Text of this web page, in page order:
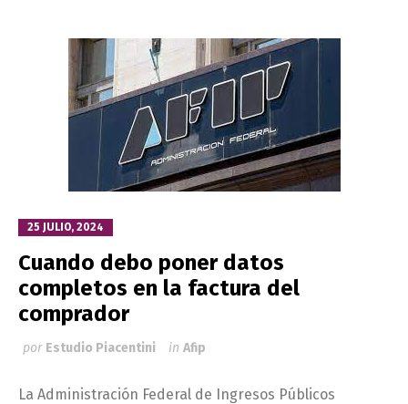
25 JULIO, 2024
Cuando debo poner datos
completos en la factura del
comprador
por Estudio Piacentini in Afip
La Administración Federal de Ingresos Públicos